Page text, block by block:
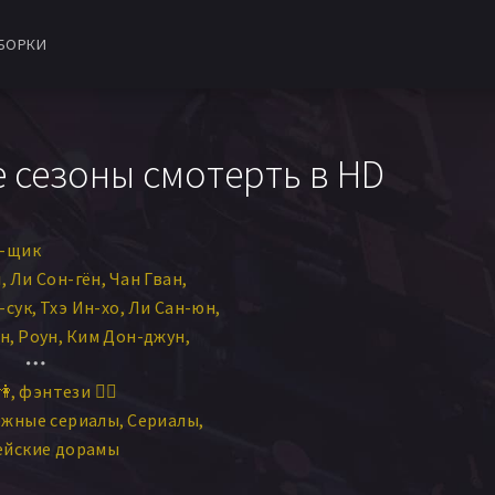
смотерть в HD
щик
Ли Сон-гён Чан Гван
Тхэ Ин-хо Ли Сан-юн
Роун Ким Дон-джун
хван
хи Ким Ро-ун
фэнтези 🧝‍♂️
сериалы Сериалы
дорамы